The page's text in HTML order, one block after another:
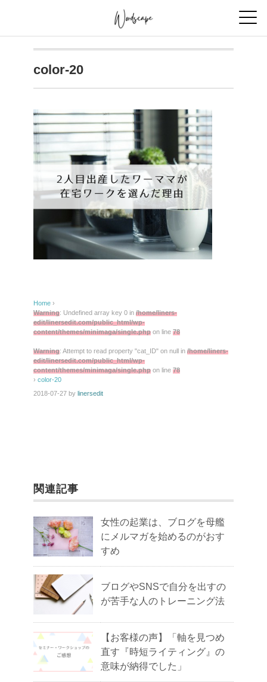
color-20
Home ›
Warning: Undefined array key 0 in /home/liners-
edit/linersedit.com/public_html/wp-
content/themes/minimaga/single.php on line 78
Warning: Attempt to read property "cat_ID" on null in /home/liners-
edit/linersedit.com/public_html/wp-
content/themes/minimaga/single.php on line 78
› color-20
2018-07-27 by linersedit
関連記事
女性の起業は、ブログを母艦
にメルマガを始めるのがおす
すめ
ブログやSNSで自分を出すの
が苦手な人のトレーニング法
【お客様の声】「軸を見つめ
直す『時短ライティング』の
意味が納得でした」